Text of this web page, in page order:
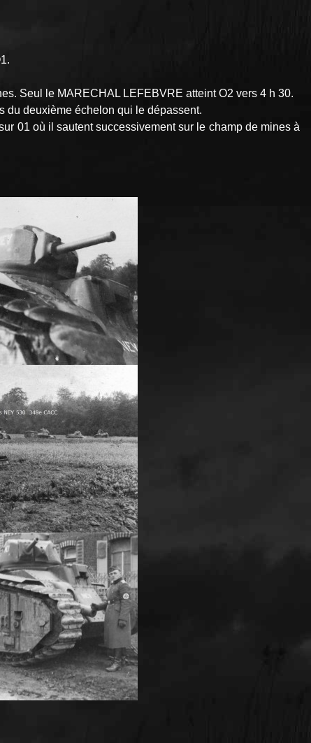
Seul le MARECHAL LEFEBVRE atteint O2 vers 4 h 30.
du deuxième échelon qui le dépassent.
01 où il sautent successivement sur le champ de mines à